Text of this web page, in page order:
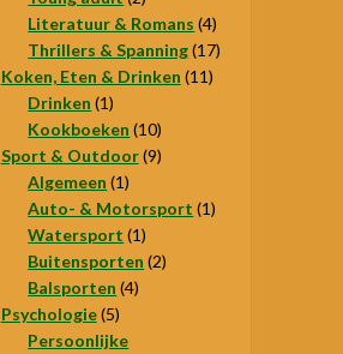
producten
Literatuur & Romans 44
producten
Thrillers & Spanning 1717
Koken, Eten & Drinken 1111
Drinken 11
product
Kookboeken 1010
producten
Sport & Outdoor 99
Algemeen 11
product
Auto- & Motorsport 11
Watersport 11
product
Buitensporten 22
Balsporten 44
Psychologie 55
producten
Persoonlijke